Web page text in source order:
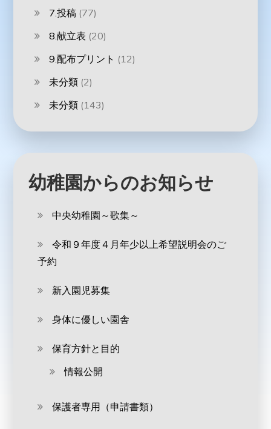
7.投稿 (77)
8.献立表 (20)
9.配布プリント (12)
未分類 (2)
未分類 (143)
幼稚園からのお知らせ
中央幼稚園～歌集～
令和９年度４月年少以上希望説明会のご
予約
新入園児募集
身体に優しい園舎
保育方針と目的
情報公開
保護者専用（申請書類）